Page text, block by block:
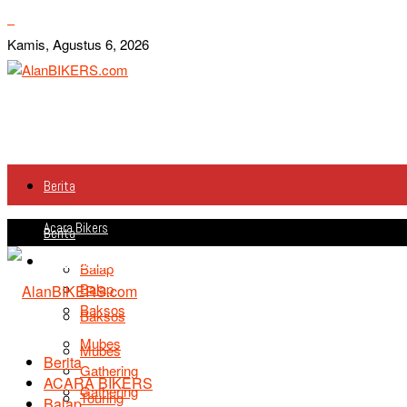
Kamis, Agustus 6, 2026
Berita
Acara Bikers
Balap
Baksos
Mubes
Gathering
Berita
Acara Bikers
Balap
Baksos
Mubes
Gathering
Touring
Berita
ACARA BIKERS